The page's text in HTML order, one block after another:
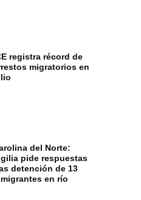
registra récord de
migratorios en
del Norte:
pide respuestas
detención de 13
en río